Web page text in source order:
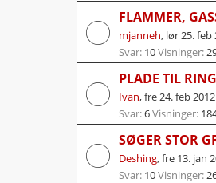
FLAMMER,
mjanneh, lør 25. feb
Svar: 10Visninger:
PLADE TIL RING
Ivan,fre 24. feb
Svar:6Visninger:
SØGER STOR
Deshing,fre 13. jan
Svar: 10Visninger: